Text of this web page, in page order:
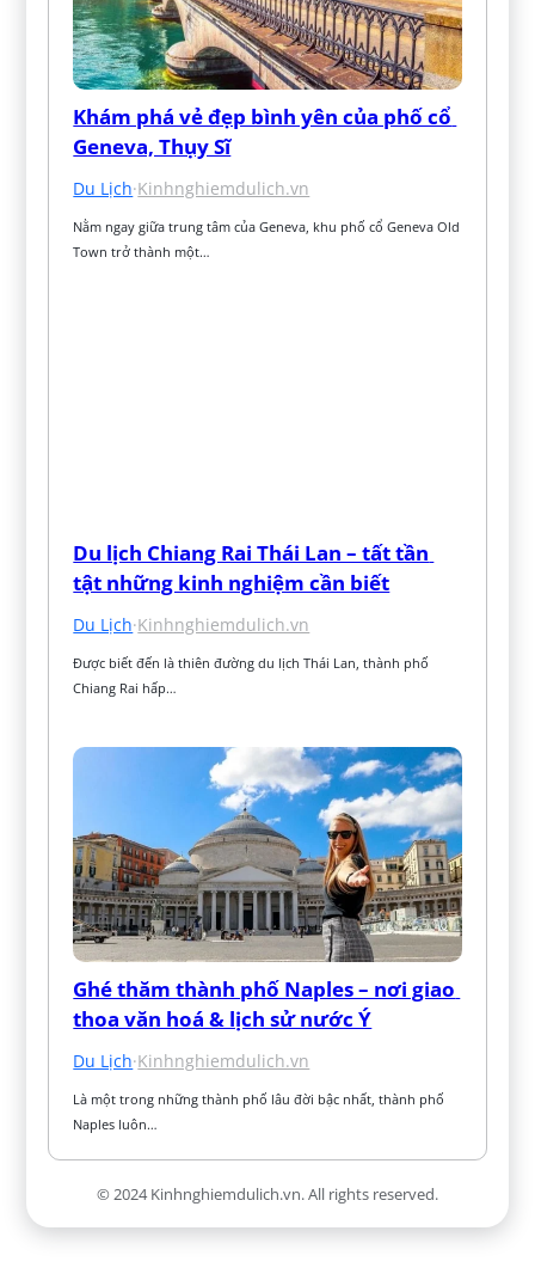
Khám phá vẻ đẹp bình yên của phố cổ
Geneva, Thụy Sĩ
Du Lịch·Kinhnghiemdulich.vn
Nằm ngay giữa trung tâm của Geneva, khu phố cổ Geneva Old
Town trở thành một…
Du lịch Chiang Rai Thái Lan – tất tần
tật những kinh nghiệm cần biết
Du Lịch·Kinhnghiemdulich.vn
Được biết đến là thiên đường du lịch Thái Lan, thành phố
Chiang Rai hấp…
Ghé thăm thành phố Naples – nơi giao
thoa văn hoá & lịch sử nước Ý
Du Lịch·Kinhnghiemdulich.vn
Là một trong những thành phố lâu đời bậc nhất, thành phố
Naples luôn…
© 2024 Kinhnghiemdulich.vn. All rights reserved.